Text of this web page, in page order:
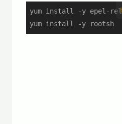
yum install -y epel-
yum install -y rootsh